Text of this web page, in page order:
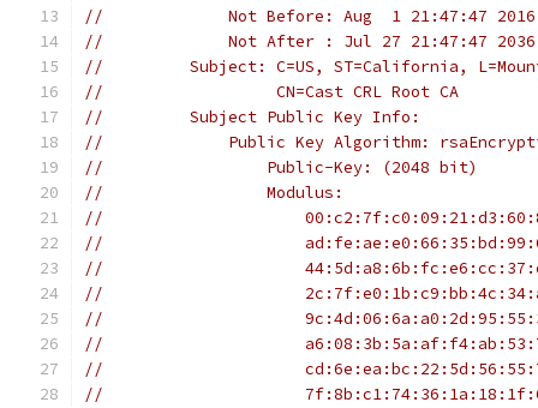
//             Not Before: Aug  1 21:47:47 2016
//             Not After : Jul 27 21:47:47 2036
//         Subject: C=US, ST=California,
//                  CN=Cast CRL Root CA
//         Subject Public Key Info:
//             Public Key Algorithm:
//                 Public-Key: (2048 bit)
//                 Modulus:
//
//
//
//
//
//
//
//